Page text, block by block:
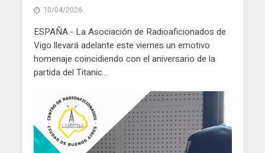
10/04/2026
ESPAÑA.- La Asociación de Radioaficionados de
Vigo llevará adelante este viernes un emotivo
homenaje coincidiendo con el aniversario de la
partida del Titanic...